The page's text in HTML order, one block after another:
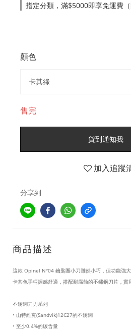
指定分類，滿$5000即享免運費（
顏色
售完
貨到通知我
加入追蹤
分享到
商品描述
這款 Opinel N°04 鑰匙圈小刀雖然小巧，但功能強
卡其色手柄握感舒適，搭配耐腐蝕的不鏽鋼刀片，實
不銹鋼刀刃系列
• 山特維克(Sandvik)12C27的不銹鋼
• 至少0.4%的碳含量